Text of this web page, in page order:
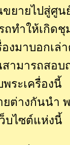
ยายไปสู่ศูน
ทำให้เกิด
งมาบอกเล่
ามารถสอ
ระเครื่องนี้
ต่างกันนำ
บไซต์แห่งนี้